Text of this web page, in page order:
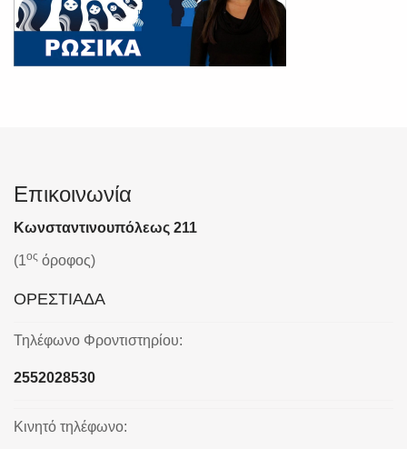
Επικοινωνία
Κωνσταντινουπόλεως 211
(1ος όροφος)
ΟΡΕΣΤΙΑΔΑ
Τηλέφωνο Φροντιστηρίου:
2552028530
Κινητό τηλέφωνο: